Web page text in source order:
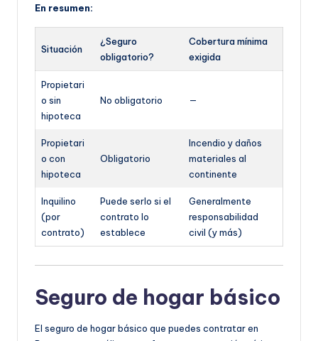
En resumen:
Situación
¿Seguro
obligatorio?
Cobertura mínima
exigida
Propietari
o sin
hipoteca
No obligatorio —
Propietari
o con
hipoteca
Obligatorio
Incendio y daños
materiales al
continente
Inquilino
(por
contrato)
Puede serlo si el
contrato lo
establece
Generalmente
responsabilidad
civil (y más)
Seguro de hogar básico
El seguro de hogar básico que puedes contratar en